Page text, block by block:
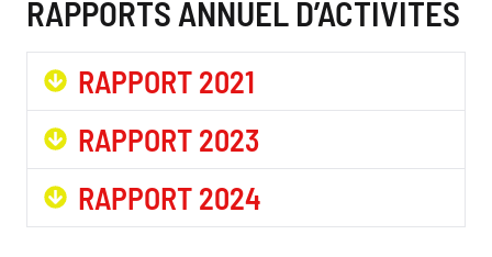
RAPPORTS ANNUEL D’ACTIVITÉS
RAPPORT 2021
RAPPORT 2023
RAPPORT 2024